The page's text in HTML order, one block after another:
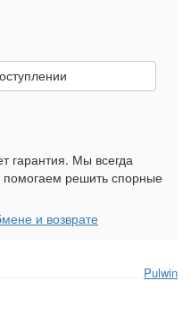
Pulwin
гарантия. Мы всегда
помогаем решить спорные
и возврате